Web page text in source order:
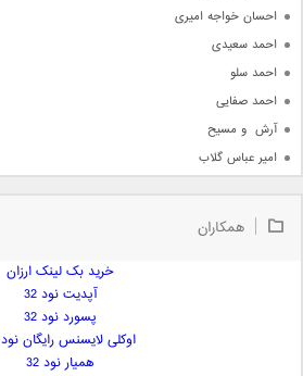
احسان خواجه امیری
احمد سعیدی
احمد سلو
احمد صفایی
آرش  و مسیح
امیر عباس گلاب
امیر علی
همکاران
خرید بک لینک ارزان
آپدیت نود 32
پسورد نود 32
اوکلی لایسنس رایگان نود 32
همیار نود 32